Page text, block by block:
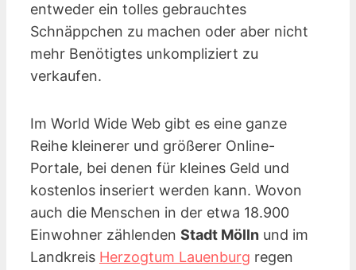
entweder ein tolles gebrauchtes
Schnäppchen zu machen oder aber nicht
mehr Benötigtes unkompliziert zu
verkaufen.
Im World Wide Web gibt es eine ganze
Reihe kleinerer und größerer Online-
Portale, bei denen für kleines Geld und
kostenlos inseriert werden kann. Wovon
auch die Menschen in der etwa 18.900
Einwohner zählenden Stadt Mölln und im
Landkreis Herzogtum Lauenburg regen